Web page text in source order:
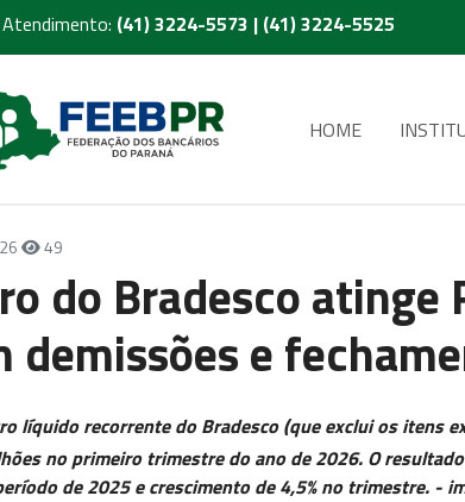
(41) 3224-5573 | (41) 3224-5525
HOME
49
do Bradesco atinge
demissões e
líquido recorrente do Bradesco (que exclui os itens
no primeiro trimestre do ano de 2026. O
de 2025 e crescimento de 4,5% no trimestre. -